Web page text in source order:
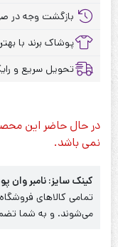
بازگشت وجه در
پوشاک برند با
تحویل سریع و
در حال حاضر این
نمی باشد.
کینک سایز: نامبر وان
تمامی کالاهای
می‌شوند. و به شما